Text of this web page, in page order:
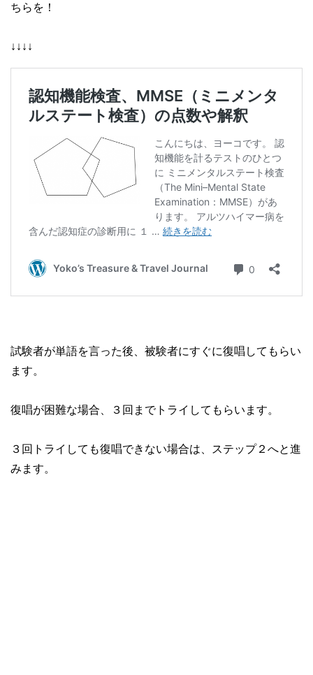
ちらを！
↓↓↓↓
試験者が単語を言った後、被験者にすぐに復唱してもらい
ます。
復唱が困難な場合、３回までトライしてもらいます。
３回トライしても復唱できない場合は、ステップ２へと進
みます。